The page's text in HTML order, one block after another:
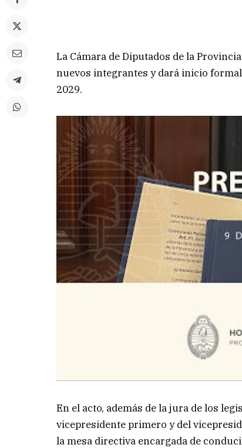
La Cámara de Diputados de la
nuevos integrantes y dará inicio
2029.
En el acto, además de la jura de los
vicepresidente primero y del
la mesa directiva encargada de